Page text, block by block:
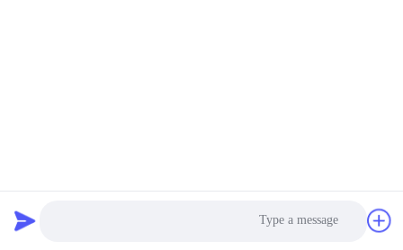
Everwin Tech Co., Limited . كل الحقوق محفوظة.